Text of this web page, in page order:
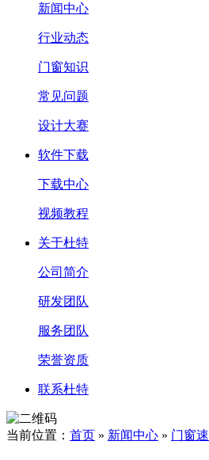
新闻中心
行业动态
门窗知识
常见问题
设计大赛
软件下载
下载中心
视频教程
关于杜特
公司简介
研发团队
服务团队
荣誉资质
联系杜特
当前位置： 首页 » 新闻中心 » 门窗